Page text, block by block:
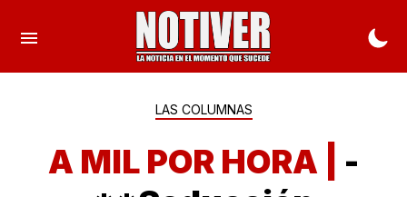
LAS COLUMNAS
A MIL POR HORA | -